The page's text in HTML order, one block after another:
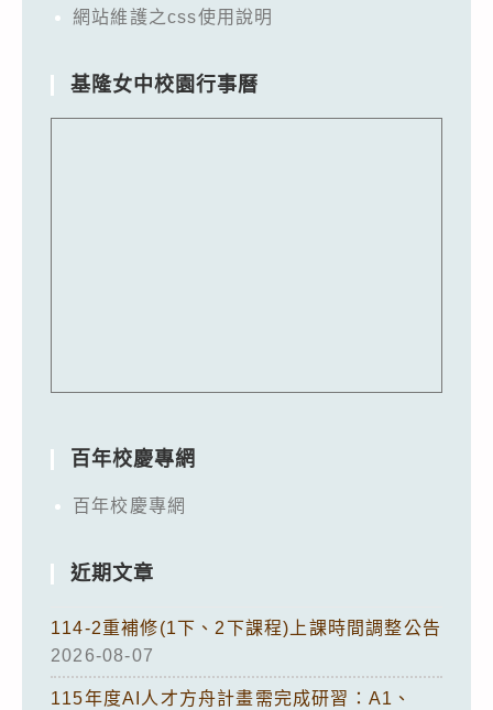
網站維護之css使用說明
基隆女中校園行事曆
百年校慶專網
百年校慶專網
近期文章
114-2重補修(1下、2下課程)上課時間調整公告
2026-08-07
115年度AI人才方舟計畫需完成研習：A1、